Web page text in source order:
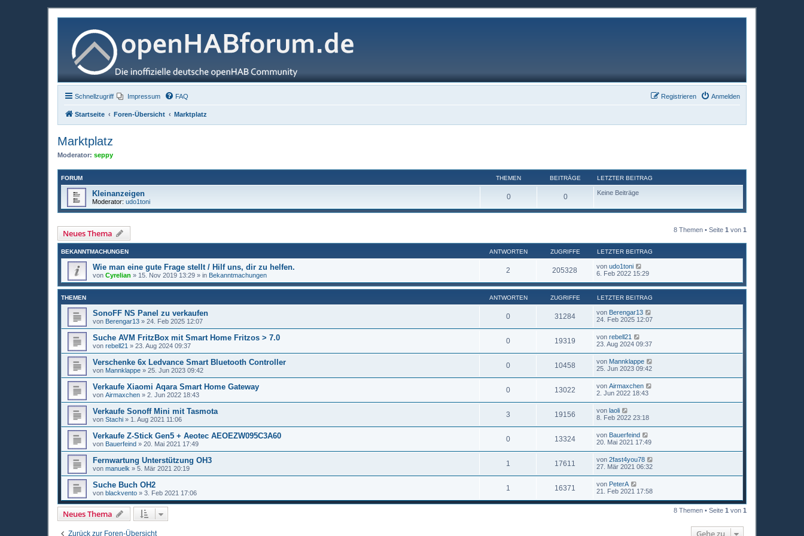
Schnellzugriff Impressum FAQ Anmelden
Registrieren
Startseite Foren-Übersicht Marktplatz
Marktplatz
Moderator: seppy
FORUM THEMEN BEITRÄGE LETZTER BEITRAG
Kleinanzeigen
Moderator: udo1toni
0 0 Keine Beiträge
Neues Thema 8 Themen • Seite 1 von 1
BEKANNTMACHUNGEN ANTWORTEN ZUGRIFFE LETZTER BEITRAG
Wie man eine gute Frage stellt / Hilf uns, dir zu helfen.
von Cyrelian » 15. Nov 2019 13:29 » in Bekanntmachungen
2 205328 von udo1toni
6. Feb 2022 15:29
THEMEN ANTWORTEN ZUGRIFFE LETZTER BEITRAG
SonoFF NS Panel zu verkaufen
von Berengar13 » 24. Feb 2025 12:07
0 31284 von Berengar13
24. Feb 2025 12:07
Suche AVM FritzBox mit Smart Home Fritzos > 7.0
von rebell21 » 23. Aug 2024 09:37
0 19319 von rebell21
23. Aug 2024 09:37
Verschenke 6x Ledvance Smart Bluetooth Controller
von Mannklappe » 25. Jun 2023 09:42
0 10458 von Mannklappe
25. Jun 2023 09:42
Verkaufe Xiaomi Aqara Smart Home Gateway
von Airmaxchen » 2. Jun 2022 18:43
0 13022 von Airmaxchen
2. Jun 2022 18:43
Verkaufe Sonoff Mini mit Tasmota
von Stachi » 1. Aug 2021 11:06
3 19156 von laoli
8. Feb 2022 23:18
Verkaufe Z-Stick Gen5 + Aeotec AEOEZW095C3A60
von Bauerfeind » 20. Mai 2021 17:49
0 13324 von Bauerfeind
20. Mai 2021 17:49
Fernwartung Unterstützung OH3
von manuelk » 5. Mär 2021 20:19
1 17611 von 2fast4you78
27. Mär 2021 06:32
Suche Buch OH2
von blackvento » 3. Feb 2021 17:06
1 16371 von PeterA
21. Feb 2021 17:58
Neues Thema 8 Themen • Seite 1 von 1
Zurück zur Foren-Übersicht Gehe zu